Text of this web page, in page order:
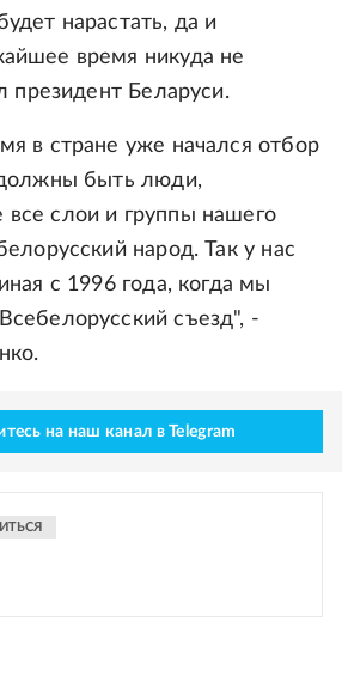
нарастать, да и
время никуда не
президент Беларуси.
в стране уже начался отбор
быть люди,
слои и группы нашего
народ. Так у нас
с 1996 года, когда мы
съезд", -
на наш канал в Telegram